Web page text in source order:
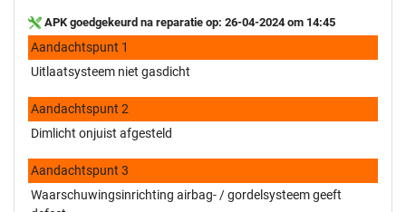
APK goedgekeurd na reparatie op: 26-04-2024 om 14:45
Aandachtspunt 1
Uitlaatsysteem niet gasdicht
Aandachtspunt 2
Dimlicht onjuist afgesteld
Aandachtspunt 3
Waarschuwingsinrichting airbag- / gordelsysteem geeft